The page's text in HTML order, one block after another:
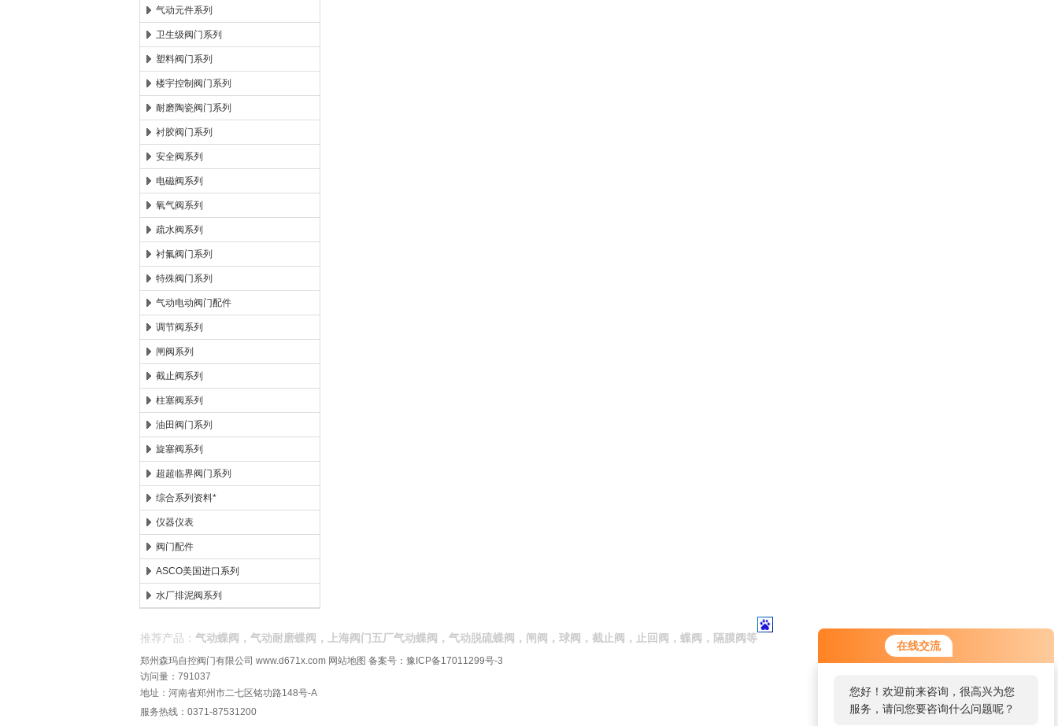
在线交流
您好！欢迎前来咨询，很高兴为您
服务，请问您要咨询什么问题呢？
气动元件系列
卫生级阀门系列
塑料阀门系列
楼宇控制阀门系列
耐磨陶瓷阀门系列
衬胶阀门系列
安全阀系列
电磁阀系列
氧气阀系列
疏水阀系列
衬氟阀门系列
特殊阀门系列
气动电动阀门配件
调节阀系列
闸阀系列
截止阀系列
柱塞阀系列
油田阀门系列
旋塞阀系列
超超临界阀门系列
综合系列资料*
仪器仪表
阀门配件
ASCO美国进口系列
水厂排泥阀系列
推荐产品： 气动蝶阀，气动耐磨蝶阀，上海阀门五厂气动蝶阀，气动脱硫蝶阀，闸阀，球阀，截止阀，止回阀，蝶阀，隔膜阀等
郑州森玛自控阀门有限公司 www.d671x.com 网站地图 备案号： 豫ICP备17011299号-3
访问量：791037
地址：河南省郑州市二七区铭功路148号-A
服务热线：0371-87531200